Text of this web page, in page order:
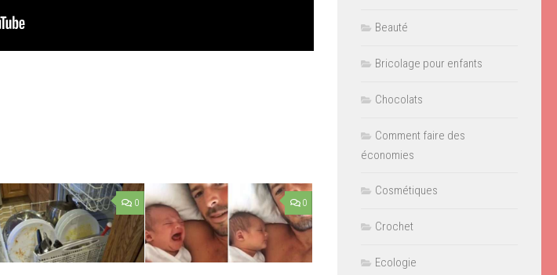
0 0
Beauté
Bricolage pour enfants
Chocolats
Comment faire des
économies
Cosmétiques
Crochet
Ecologie